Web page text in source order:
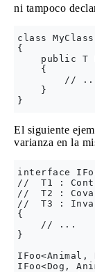
ni tampoco
class MyClass
{
public T
    {
//
    }
El siguiente
varianza en la
interface
//  T1 :
//  T2 :
//  T3 :
{
    // ...
}
IFoo<Dog,